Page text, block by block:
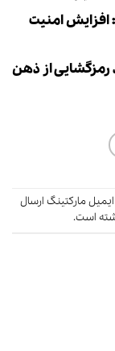
همه چیز درباره SPF، DKIM و DMARC: افزایش امنیت
رمزگشایی از ذهن
ایمیل مارکتینگ ارسال
است.